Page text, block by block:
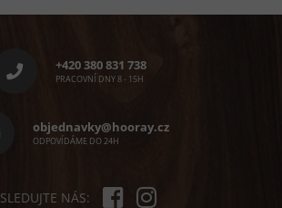
+420 380 831 738
PRACOVNÍ DNY 8 - 15H
objednavky@hooray.cz
ODPOVÍDÁME DO 24H
SLEDUJTE NÁS: